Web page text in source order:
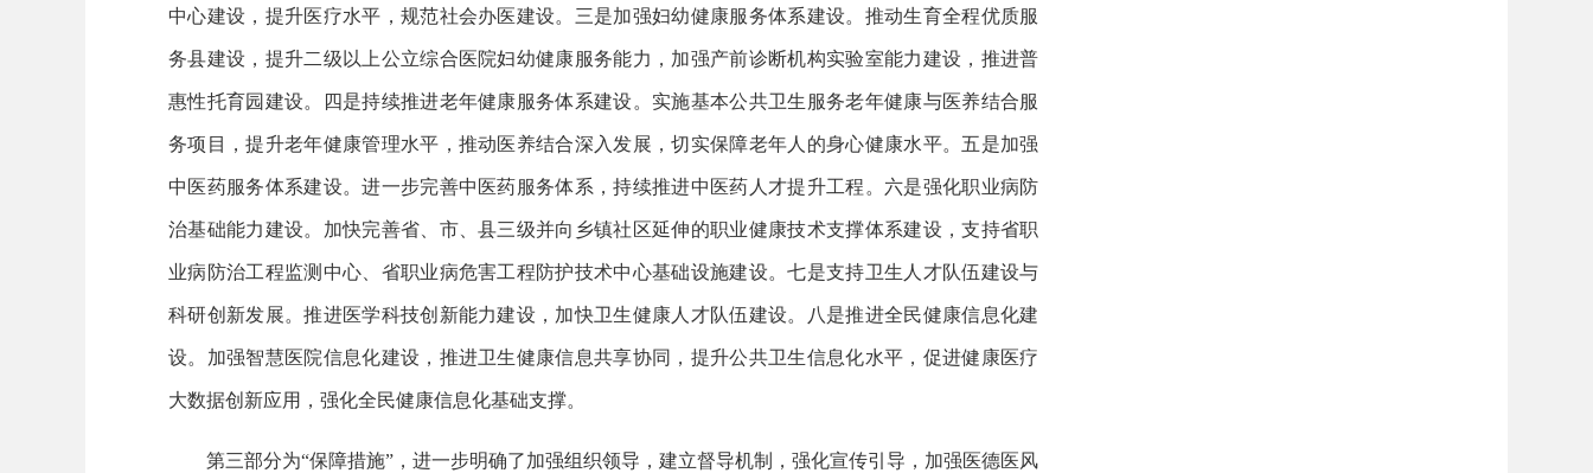
中心建设，提升医疗水平，规范社会办医建设。三是加强妇幼健康服务体系建设。推动生育全程优质服
务县建设，提升二级以上公立综合医院妇幼健康服务能力，加强产前诊断机构实验室能力建设，推进普
惠性托育园建设。四是持续推进老年健康服务体系建设。实施基本公共卫生服务老年健康与医养结合服
务项目，提升老年健康管理水平，推动医养结合深入发展，切实保障老年人的身心健康水平。五是加强
中医药服务体系建设。进一步完善中医药服务体系，持续推进中医药人才提升工程。六是强化职业病防
治基础能力建设。加快完善省、市、县三级并向乡镇社区延伸的职业健康技术支撑体系建设，支持省职
业病防治工程监测中心、省职业病危害工程防护技术中心基础设施建设。七是支持卫生人才队伍建设与
科研创新发展。推进医学科技创新能力建设，加快卫生健康人才队伍建设。八是推进全民健康信息化建
设。加强智慧医院信息化建设，推进卫生健康信息共享协同，提升公共卫生信息化水平，促进健康医疗
大数据创新应用，强化全民健康信息化基础支撑。
第三部分为“保障措施”，进一步明确了加强组织领导，建立督导机制，强化宣传引导，加强医德医风